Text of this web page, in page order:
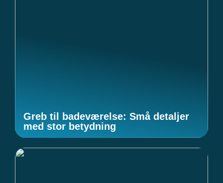
Greb til badeværelse: Små detaljer
med stor betydning